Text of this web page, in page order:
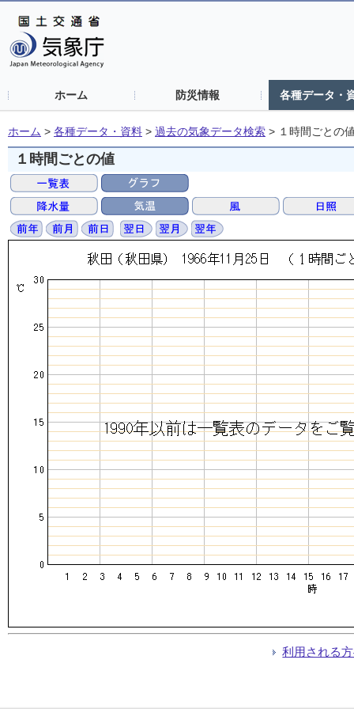
ホーム 防災情報 各種データ・
ホーム > 各種データ・資料 > 過去の気象データ検索 > １時間ごとの
１時間ごとの値
利用される